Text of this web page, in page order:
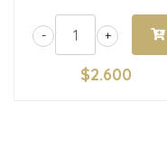
+
-
$2.600